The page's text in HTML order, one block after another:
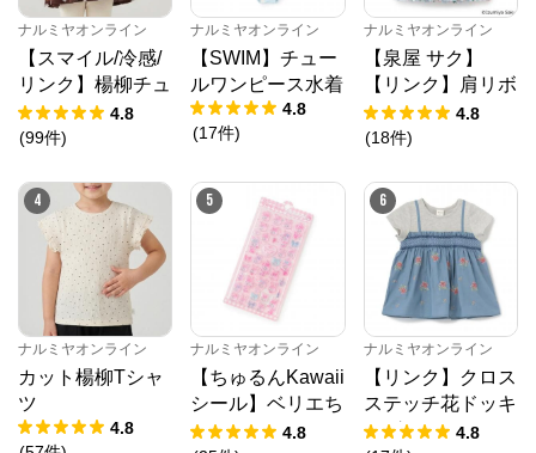
ナルミヤオンライン
【スマイル/冷感/
リンク】楊柳チュ
ニック
4.8
(99件)
ナルミヤオンライン
【SWIM】チュー
ルワンピース水着
4.8
(17件)
ナルミヤオンライン
【泉屋 サク】
【リンク】肩リボ
ンフラワーキャッ
トワンピース
4.8
(18件)
4
ナルミヤオンライン
カット楊柳Tシャ
ツ
4.8
5
ナルミヤオンライン
【ちゅるんKawaii
シール】ベリエち
ゃん
4.8
6
ナルミヤオンライン
【リンク】クロス
ステッチ花ドッキ
ングTシャツ
4.8